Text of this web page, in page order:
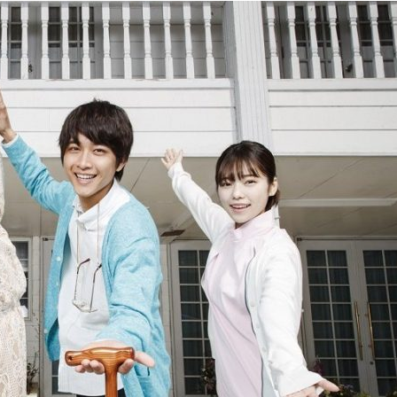
『アイ＝ラブ！げーみ
E齋藤樹愛羅＆佐々木
ビュー